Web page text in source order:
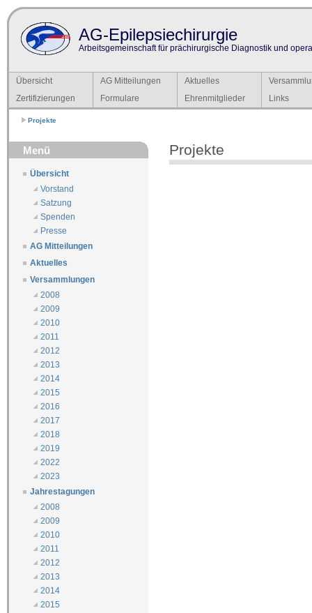
AG-Epilepsiechirurgie
Arbeitsgemeinschaft für prächirurgische Diagnostik und
Übersicht AG Mitteilungen Aktuelles
Zertifizierungen
Formulare Ehrenmitglieder Links
Projekte
Menü
Übersicht
Vorstand
Satzung
Spenden
Presse
AG Mitteilungen
Aktuelles
Versammlungen
2008
2009
2010
2011
2012
2013
2014
2015
2016
2017
2018
2019
2022
2023
Jahrestagungen
2008
2009
2010
2011
2012
2013
2014
2015
Projekte